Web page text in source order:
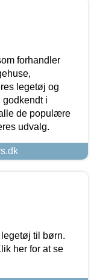
forhandler
legetøj og
i
de populære
udvalg.
til børn.
her for at se